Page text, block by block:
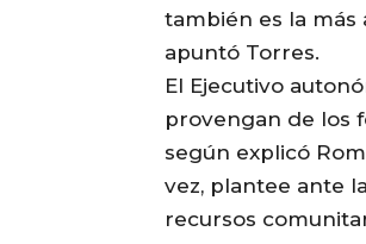
también es la más
apuntó Torres.
El Ejecutivo
provengan de los
según explicó
vez, plantee ante
recursos